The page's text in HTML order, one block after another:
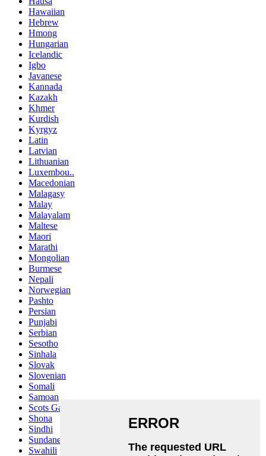
Hawaiian
Hebrew
Hmong
Hungarian
Icelandic
Igbo
Javanese
Kannada
Kazakh
Khmer
Kurdish
Kyrgyz
Latin
Latvian
Lithuanian
Luxembou..
Macedonian
Malagasy
Malay
Malayalam
Maltese
Maori
Marathi
Mongolian
Burmese
Nepali
Norwegian
Pashto
Persian
Punjabi
Serbian
Sesotho
Sinhala
Slovak
Slovenian
Somali
Samoan
Scots Gaelic
Shona
Sindhi
Sundanese
Swahili